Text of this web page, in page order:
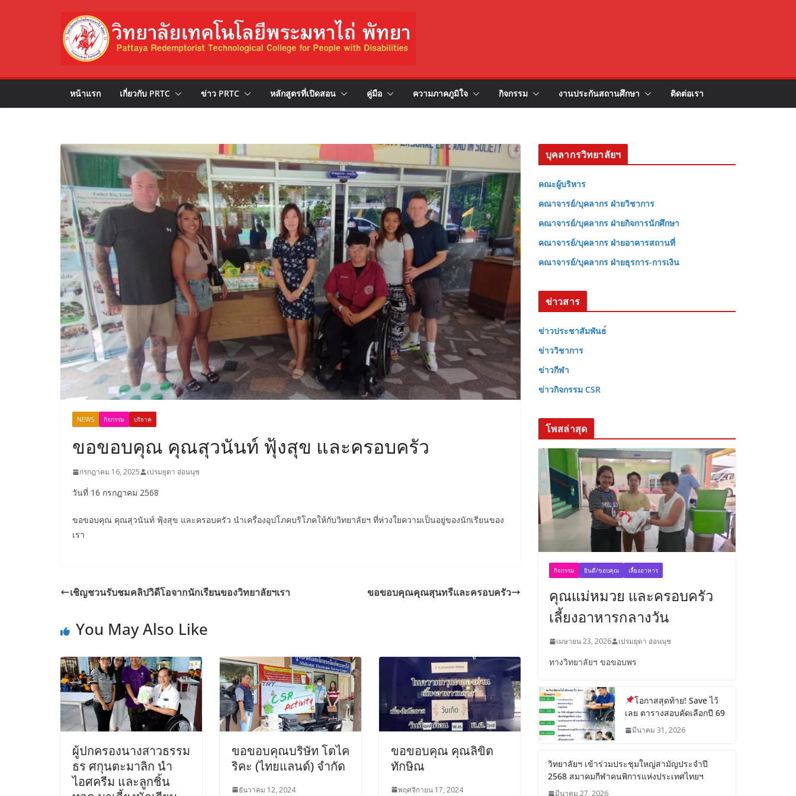
หน้าแรก เกี่ยวกับ PRTC ข่าว PRTC หลักสูตรที่เปิดสอน คู่มือ ความภาคภูมิใจ กิจกรรม งานประกันสถานศึกษา ติดต่อเรา
NEWS กิจกรรม บริจาค
ขอขอบคุณ คุณสุวนันท์ ฟุ้งสุข และครอบครัว
กรกฎาคม 16, 2025 เปรมยุดา อ่อนนุช
วันที่ 16 กรกฎาคม 2568
ขอขอบคุณ คุณสุวนันท์ ฟุ้งสุข และครอบครัว นำเครื่องอุปโภคบริโภคให้กับวิทยาลัยฯ ที่ห่วงใยความเป็นอยู่ของนักเรียนของ
เรา
เชิญชวนรับชมคลิปวิดีโอจากนักเรียนของวิทยาลัยฯเรา ขอขอบคุณคุณสุนทรีและครอบครัว
You May Also Like
ผู้ปกครองนางสาวธรรม
ธร ศกุนตะมาลิก นำ
ไอศครีม และลูกชิ้น
ขอขอบคุณบริษัท โตไค
ริคะ (ไทยแลนด์) จำกัด
ธันวาคม 12, 2024
ขอขอบคุณ คุณลิขิต
ทักษิณ
พฤศจิกายน 17, 2024
บุคลากรวิทยาลัยฯ
คณะผู้บริหาร
คณาจารย์/บุคลากร ฝ่ายวิชาการ
คณาจารย์/บุคลากร ฝ่ายกิจการนักศึกษา
คณาจารย์/บุคลากร ฝ่ายอาคารสถานที่
คณาจารย์/บุคลากร ฝ่ายธุรการ-การเงิน
ข่าวสาร
ข่าวประชาสัมพันธ
ข่าววิชาการ
ข่าวกีฬา
ข่าวกิจกรรม CSR
โพสล่าสุด
กิจกรรม ยินดี/ขอบคุณ เลี้ยงอาหาร
คุณแม่หมวย และครอบครัว
เลี้ยงอาหารกลางวัน
เมษายน 23, 2026 เปรมยุดา อ่อนนุช
ทางวิทยาลัยฯ ขอขอบพร
โอกาสสุดท้าย! Save ไว้
เลย ตารางสอบคัดเลือกปี 69
มีนาคม 31, 2026
วิทยาลัยฯ เข้าร่วมประชุมใหญ่สามัญประจำปี
2568 สมาคมกีฬาคนพิการแห่งประเทศไทยฯ
มีนาคม 27, 2026